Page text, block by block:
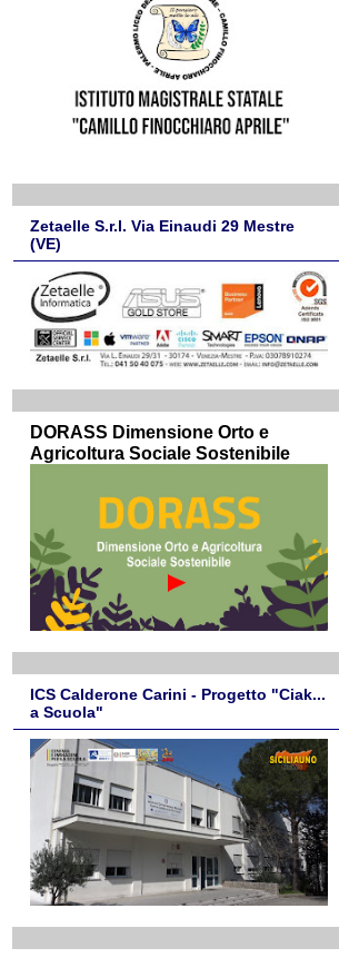
Zetaelle S.r.l. Via Einaudi 29 Mestre
(VE)
DORASS Dimensione Orto e
Agricoltura Sociale Sostenibile
ICS Calderone Carini - Progetto "Ciak...
a Scuola"